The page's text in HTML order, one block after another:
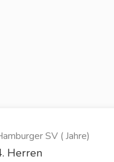
SV ( Jahre)
Herren